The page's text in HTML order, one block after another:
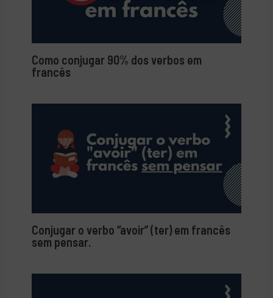
Como conjugar 90% dos verbos em
francês
Conjugar o verbo “avoir” (ter) em francês
sem pensar.